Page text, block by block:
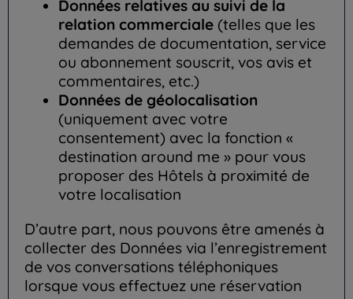
Données relatives au suivi de la
relation commerciale (telles que les
demandes de documentation, service
ou abonnement souscrit, vos avis et
commentaires, etc.)
Données de géolocalisation
(uniquement avec votre
consentement) avec la fonction «
destination around me » pour vous
proposer des Hôtels à proximité de
votre localisation
D’autre part, nous pouvons être amenés à
collecter des Données via l’enregistrement
de vos conversations téléphoniques
lorsque vous effectuez une réservation